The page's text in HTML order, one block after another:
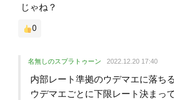
じゃね？
0
名無しのスプラトゥーン 2022.12.20 17:40
内部レート準拠のウデマエに落ちる
ウデマエごとに下限レート決まっ